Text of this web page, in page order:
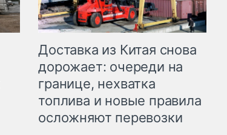
Доставка из Китая снова
дорожает: очереди на
границе, нехватка
топлива и новые правила
осложняют перевозки